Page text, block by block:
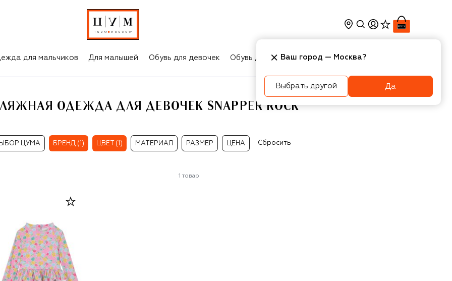
РОЗОВЫЕ ПЛЯЖНАЯ ОДЕЖДА ДЛЯ ДЕВОЧЕК SNAPPER ROCK
для мальчиков Для малышей Обувь для девочек Обувь для мальчиков Игрушки Аксесcуары
ОДЕЖДА ДЛЯ ДЕВОЧЕК SNAPPER ROCK
ЦУМА БРЕНД (1) ЦВЕТ (1) МАТЕРИАЛ РАЗМЕР ЦЕНА Сбросить
1 товар
Ваш город — Москва?
Выбрать другой Да